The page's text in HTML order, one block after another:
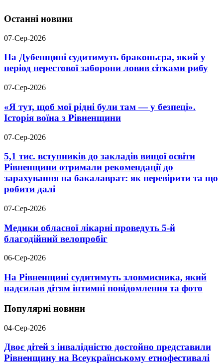
Останні новини
07-Сер-2026
На Дубенщині судитимуть браконьєра, який у
період нерестової заборони ловив сітками рибу
07-Сер-2026
«Я тут, щоб мої рідні були там — у безпеці».
Історія воїна з Рівненщини
07-Сер-2026
5,1 тис. вступників до закладів вищої освіти
Рівненщини отримали рекомендації до
зарахування на бакалаврат: як перевірити та що
робити далі
07-Сер-2026
Медики обласної лікарні проведуть 5-й
благодійний велопробіг
06-Сер-2026
На Рівненщині судитимуть зловмисника, який
надсилав дітям інтимні повідомлення та фото
Популярні новини
04-Сер-2026
Двоє дітей з інвалідністю достойно представили
Рівненщину на Всеукраїнському етнофестивалі